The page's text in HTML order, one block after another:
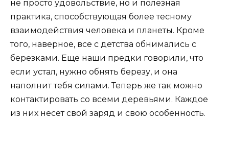
не просто удовольствие, но и полезная
практика, способствующая более тесному
взаимодействия человека и планеты. Кроме
того, наверное, все с детства обнимались с
березками. Еще наши предки говорили, что
если устал, нужно обнять березу, и она
наполнит тебя силами. Теперь же так можно
контактировать со всеми деревьями. Каждое
из них несет свой заряд и свою особенность.